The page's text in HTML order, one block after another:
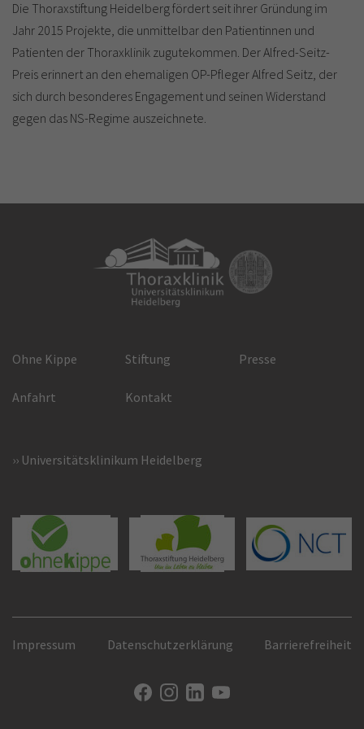
Die Thoraxstiftung Heidelberg fördert seit ihrer Gründung im
Jahr 2015 Projekte, die unmittelbar den Patientinnen und
Patienten der Thoraxklinik zugutekommen. Der Alfred-Seitz-
Preis erinnert an den ehemaligen OP-Pfleger Alfred Seitz, der
sich durch besonderes Engagement und seinen Widerstand
gegen das NS-Regime auszeichnete.
Ohne Kippe Stiftung Presse
Anfahrt Kontakt
Universitätsklinikum Heidelberg
Impressum Datenschutzerklärung Barrierefreiheit